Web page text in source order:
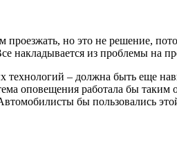
но это не решение,
накладывается из проблемы на
– должна быть еще
оповещения работала бы
бы пользовались